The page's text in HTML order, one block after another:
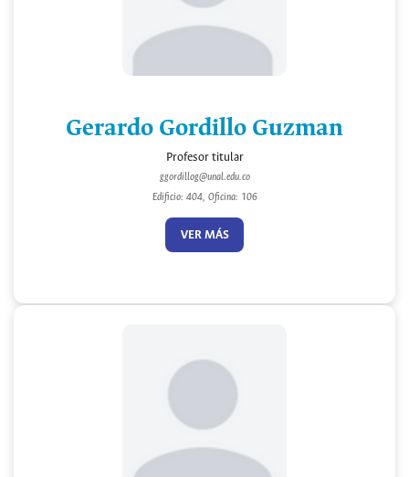
Gerardo Gordillo Guzman
Profesor titular
ggordillog@unal.edu.co
Edificio: 404, Oficina: 106
VER MÁS